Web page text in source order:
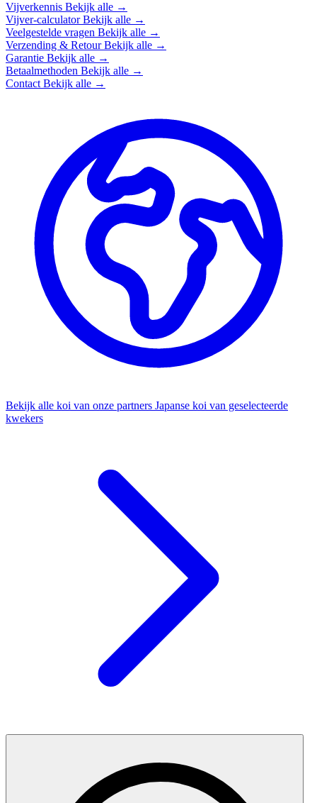
Vijverkennis Bekijk alle →
Vijver-calculatorBekijk alle →
Veelgestelde vragen Bekijk alle →
Verzending & RetourBekijk alle →
Garantie Bekijk alle →
Betaalmethoden Bekijk alle →
Contact Bekijk alle →
Bekijk alle koi van onze partners Japanse koi van geselecteerde
kwekers